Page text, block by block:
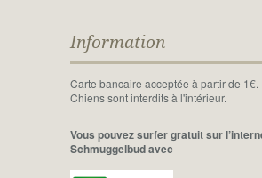
Information
Carte bancaire acceptée à partir de 1€.
Chiens sont interdits à l'intérieur.
Vous pouvez surfer gratuit sur
Schmuggelbud avec